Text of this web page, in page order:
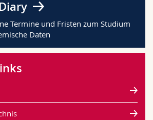
Termine und Fristen zum Studium
Daten